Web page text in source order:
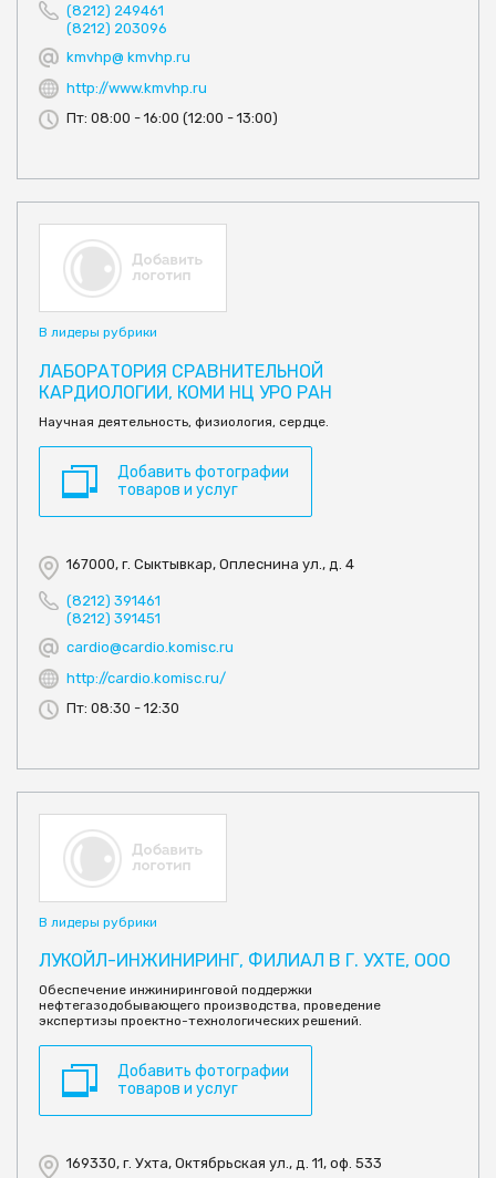
(8212) 249461
(8212) 203096
kmvhp@ kmvhp.ru
http://www.kmvhp.ru
Пт: 08:00 - 16:00 (12:00 - 13:00)
В лидеры рубрики
ЛАБОРАТОРИЯ СРАВНИТЕЛЬНОЙ
КАРДИОЛОГИИ, КОМИ НЦ УРО РАН
Научная деятельность, физиология, сердце.
Добавить фотографии
товаров и услуг
167000, г. Сыктывкар, Оплеснина ул., д. 4
(8212) 391461
(8212) 391451
cardio@cardio.komisc.ru
http://cardio.komisc.ru/
Пт: 08:30 - 12:30
В лидеры рубрики
ЛУКОЙЛ-ИНЖИНИРИНГ, ФИЛИАЛ В Г. УХТЕ, ООО
Обеспечение инжиниринговой поддержки
нефтегазодобывающего производства, проведение
экспертизы проектно-технологических решений.
Добавить фотографии
товаров и услуг
169330, г. Ухта, Октябрьская ул., д. 11, оф. 533